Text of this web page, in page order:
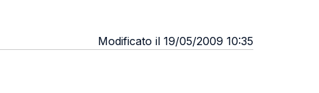
Modificato il 19/05/2009 10:35